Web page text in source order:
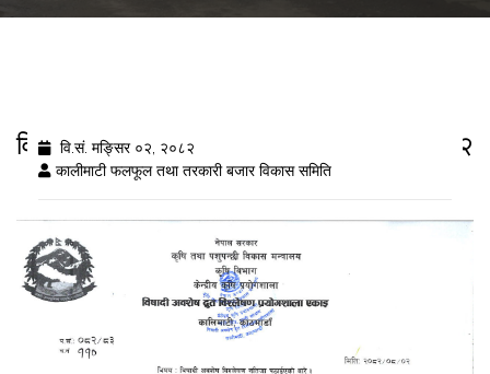
विषादी अवशेष द्रुत विश्लेषण नतिजा २०८२/८/२
वि.सं. मङ्सिर ०२, २०८२
कालीमाटी फलफूल तथा तरकारी बजार विकास समिति